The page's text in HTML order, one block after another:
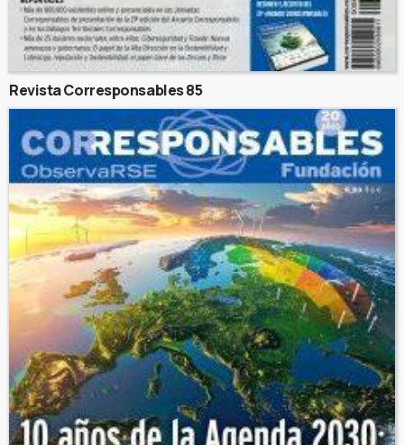
Revista Corresponsables 85